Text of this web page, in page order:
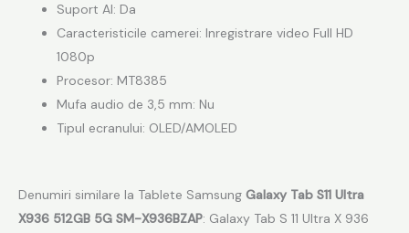
Suport AI: Da
Caracteristicile camerei: Inregistrare video Full HD
1080p
Procesor: MT8385
Mufa audio de 3,5 mm: Nu
Tipul ecranului: OLED/AMOLED
Denumiri similare la Tablete Samsung Galaxy Tab S11 Ultra
X936 512GB 5G SM-X936BZAP: Galaxy Tab S 11 Ultra X 936